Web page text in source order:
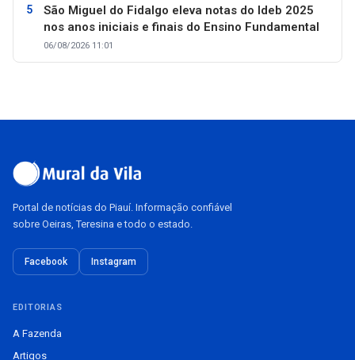
São Miguel do Fidalgo eleva notas do Ideb 2025
nos anos iniciais e finais do Ensino Fundamental
06/08/2026 11:01
Portal de notícias do Piauí. Informação confiável
sobre Oeiras, Teresina e todo o estado.
Facebook Instagram
EDITORIAS
A Fazenda
Artigos